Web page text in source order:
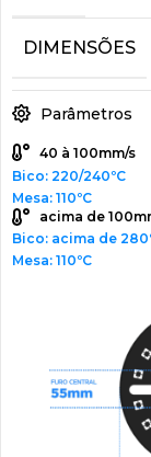
DIMENSÕES
Parâmetros
40 à 100mm/s
Bico: 220/240ºC
Mesa: 110ºC
acima de
Bico: acima de
Mesa: 110ºC